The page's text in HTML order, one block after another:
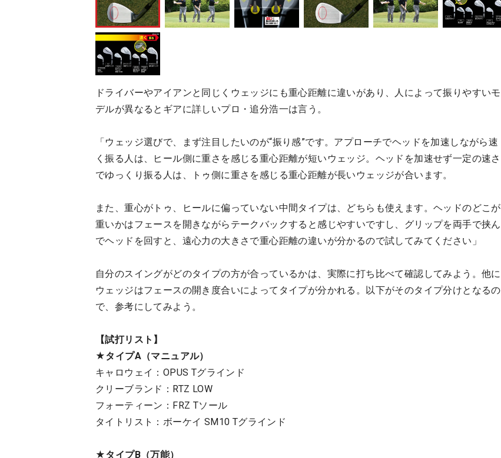
ドライバーやアイアンと同じくウェッジにも重心距離に違いがあり、人によって振りやすいモ
デルが異なるとギアに詳しいプロ・追分浩一は言う。
「ウェッジ選びで、まず注目したいのが“振り感”です。アプローチでヘッドを加速しながら速
く振る人は、ヒール側に重さを感じる重心距離が短いウェッジ。ヘッドを加速せず一定の速さ
でゆっくり振る人は、トゥ側に重さを感じる重心距離が長いウェッジが合います。
また、重心がトゥ、ヒールに偏っていない中間タイプは、どちらも使えます。ヘッドのどこが
重いかはフェースを開きながらテークバックすると感じやすいですし、グリップを両手で挟ん
でヘッドを回すと、遠心力の大きさで重心距離の違いが分かるので試してみてください」
自分のスイングがどのタイプの方が合っているかは、実際に打ち比べて確認してみよう。他に
ウェッジはフェースの開き度合いによってタイプが分かれる。以下がそのタイプ分けとなるの
で、参考にしてみよう。
【試打リスト】
★タイプA （マニュアル）
キャロウェイ：OPUS Tグラインド
クリーブランド：RTZ LOW
フォーティーン：FRZ Tソール
タイトリスト：ボーケイ SM10 Tグラインド
★タイプB （万能）